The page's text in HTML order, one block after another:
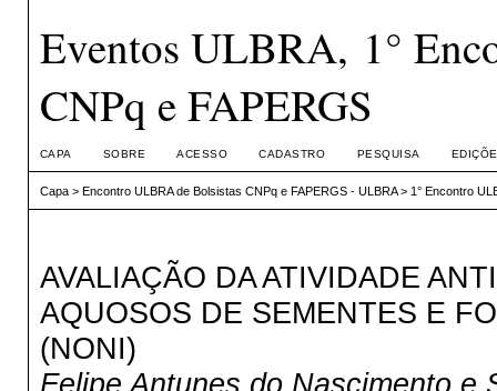
Eventos ULBRA, 1°
CNPq e FAPERGS
CAPA SOBRE ACESSO CADASTRO PESQUISA
Capa> Encontro ULBRA de Bolsistas CNPq e FAPERGS - ULBRA> 1° Encontro
AVALIAÇÃO DA ATIVIDADE
AQUOSOS DE SEMENTES E
(NONI)
Felipe Antunes do Nascimento e